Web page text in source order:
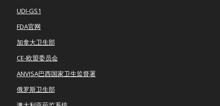
UDI-GS1
FDA官网
加拿大卫生部
CE-欧盟委员会
ANVISA巴西国家卫生监督署
俄罗斯卫生部